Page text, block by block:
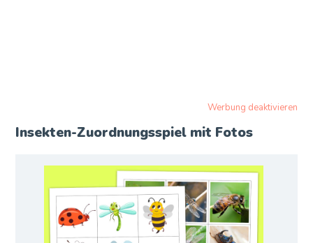
Werbung deaktivieren
Insekten-Zuordnungsspiel mit Fotos